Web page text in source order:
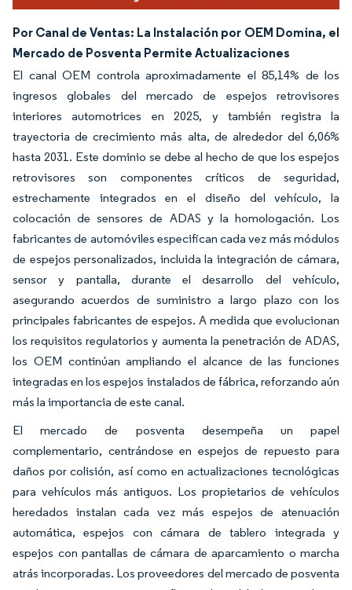
Por Canal de Ventas: La Instalación por OEM Domina, el
Mercado de Posventa Permite Actualizaciones
El canal OEM controla aproximadamente el 85,14% de los
ingresos globales del mercado de espejos retrovisores
interiores automotrices en 2025, y también registra la
trayectoria de crecimiento más alta, de alrededor del 6,06%
hasta 2031. Este dominio se debe al hecho de que los espejos
retrovisores son componentes críticos de seguridad,
estrechamente integrados en el diseño del vehículo, la
colocación de sensores de ADAS y la homologación. Los
fabricantes de automóviles especifican cada vez más módulos
de espejos personalizados, incluida la integración de cámara,
sensor y pantalla, durante el desarrollo del vehículo,
asegurando acuerdos de suministro a largo plazo con los
principales fabricantes de espejos. A medida que evolucionan
los requisitos regulatorios y aumenta la penetración de ADAS,
los OEM continúan ampliando el alcance de las funciones
integradas en los espejos instalados de fábrica, reforzando aún
más la importancia de este canal.
El mercado de posventa desempeña un papel
complementario, centrándose en espejos de repuesto para
daños por colisión, así como en actualizaciones tecnológicas
para vehículos más antiguos. Los propietarios de vehículos
heredados instalan cada vez más espejos de atenuación
automática, espejos con cámara de tablero integrada y
espejos con pantallas de cámara de aparcamiento o marcha
atrás incorporadas. Los proveedores del mercado de posventa